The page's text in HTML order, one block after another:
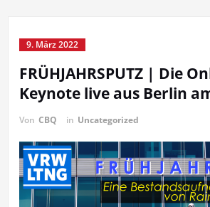
9. März 2022
FRÜHJAHRSPUTZ | Die
Keynote live aus Berlin
Von CBQ in Uncategorized